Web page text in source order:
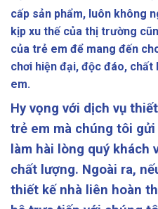
cấp sản phẩm, luôn không
kịp xu thế của thị trường
của trẻ em để mang đến
chơi hiện đại, độc đáo,
em.
Hy vọng với dịch vụ
trẻ em mà chúng tôi
làm hài lòng quý khách
chất lượng. Ngoài ra,
thiết kế nhà liên hoàn